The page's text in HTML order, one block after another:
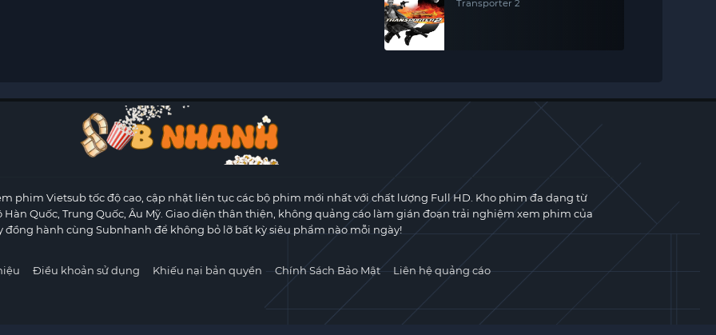
Transporter 2
phim Vietsub tốc độ cao, cập nhật liên tục các bộ phim mới nhất với chất lượng Full HD. Kho phim đa dạng từ
Quốc, Trung Quốc, Âu Mỹ. Giao diện thân thiện, không quảng cáo làm gián đoạn trải nghiệm xem phim của
đồng hành cùng Subnhanh để không bỏ lỡ bất kỳ siêu phẩm nào mỗi ngày!
Điều khoản sử dụng Khiếu nại bản quyền Chính Sách Bảo Mật Liên hệ quảng cáo